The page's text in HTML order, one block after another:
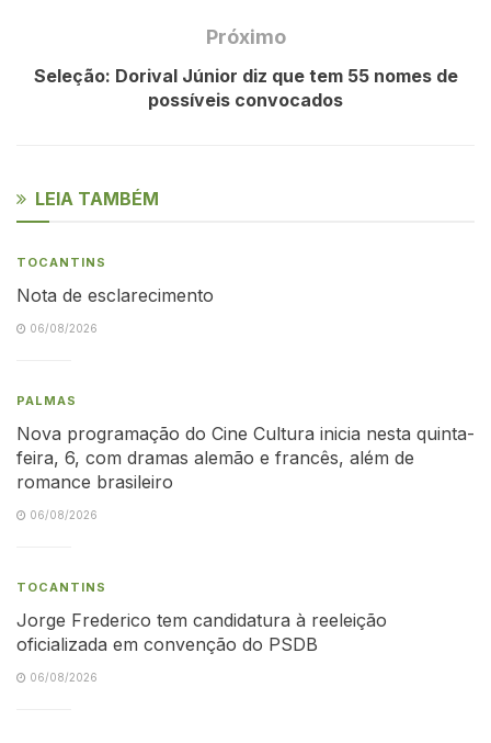
Próximo
Seleção: Dorival Júnior diz que tem 55 nomes de
possíveis convocados
LEIA TAMBÉM
TOCANTINS
Nota de esclarecimento
06/08/2026
PALMAS
Nova programação do Cine Cultura inicia nesta quinta-
feira, 6, com dramas alemão e francês, além de
romance brasileiro
06/08/2026
TOCANTINS
Jorge Frederico tem candidatura à reeleição
oficializada em convenção do PSDB
06/08/2026